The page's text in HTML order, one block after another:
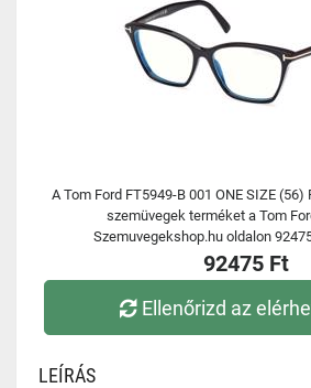
A Tom Ford FT5949-B 001 ONE SIZE
szemüvegek terméket a Tom
Szemuvegekshop.hu oldalon
92475 Ft
Ellenőrizd az
LEÍRÁS